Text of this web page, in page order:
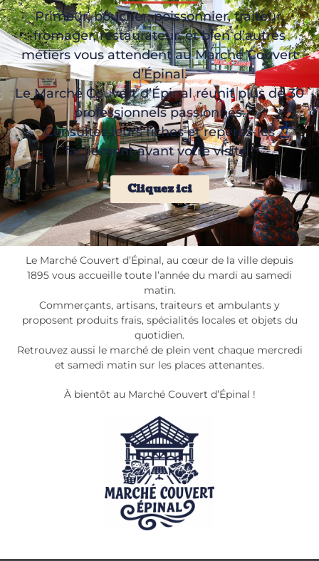
Primeur, boucher, poissonnier, traiteur,
fromager, restaurateur, et bien d’autres
métiers vous attendent au Marché Couvert
d’Épinal.
Le Marché Couvert d’Épinal réunit plus de 30
professionnels passionnés.
Consultez leurs fiches et repérez-les
facilement avant votre visite !
Cliquez ici
Le Marché Couvert d’Épinal, au cœur de la ville depuis
1895 vous accueille toute l’année du mardi au samedi
matin.
Commerçants, artisans, traiteurs et ambulants y
proposent produits frais, spécialités locales et objets du
quotidien.
Retrouvez aussi le marché de plein vent chaque mercredi
et samedi matin sur les places attenantes.
À bientôt au Marché Couvert d’Épinal !